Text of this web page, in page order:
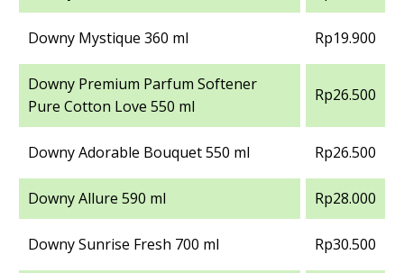
Downy Mystique 360 ml Rp19.900
Downy Premium Parfum Softener
Pure Cotton Love 550 ml
Rp26.500
Downy Adorable Bouquet 550 ml Rp26.500
Downy Allure 590 ml Rp28.000
Downy Sunrise Fresh 700 ml Rp30.500